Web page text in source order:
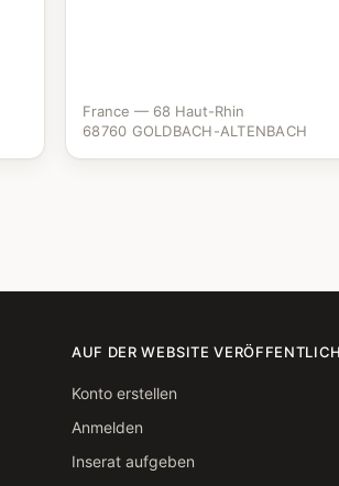
France — 68 Haut-Rhin
68760 GOLDBACH-ALTENBACH
AUF DER WEBSITE
Konto erstellen
Anmelden
Inserat aufgeben